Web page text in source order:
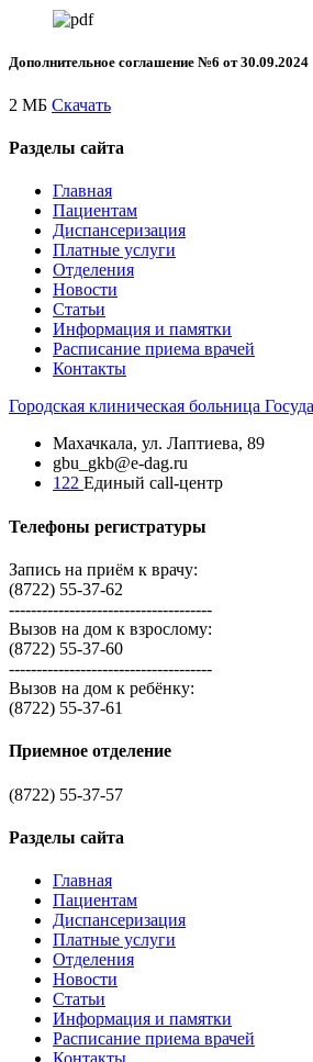
Дополнительное соглашение №6 от 30.09.2024
2 МБ Скачать
Разделы сайта
Главная
Пациентам
Диспансеризация
Платные услуги
Отделения
Новости
Статьи
Информация и памятки
Расписание приема врачей
Контакты
Городская клиническая больница
Махачкала, ​ул. Лаптиева, 89
gbu_gkb@e-dag.ru
122 Единый call-центр
Телефоны регистратуры
Запись на приём к врачу:
(8722) 55-37-62
-------------------------------------
Вызов на дом к взрослому:
(8722) 55-37-60
-------------------------------------
Вызов на дом к ребёнку:
(8722) 55-37-61
Приемное отделение
(8722) 55-37-57
Разделы сайта
Главная
Пациентам
Диспансеризация
Платные услуги
Отделения
Новости
Статьи
Информация и памятки
Расписание приема врачей
Контакты